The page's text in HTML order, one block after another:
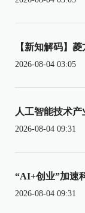
【新知解码】
2026-08-04 03:05
人工智能技术
2026-08-04 09:31
“AI+创业”加速
2026-08-04 09:31